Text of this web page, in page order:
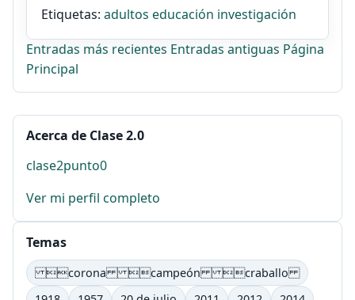
Etiquetas: adultos educación investigación
Entradas más recientes Entradas antiguas Página
Principal
Acerca de Clase 2.0
clase2punto0
Ver mi perfil completo
Temas
corona campeón craballo